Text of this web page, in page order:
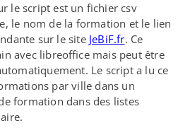
le script est un fichier csv
le nom de la formation et le lien
sur le site JeBiF​.fr. Ce
avec libreoffice mais peut être
Le script a lu ce
par ville dans un
formation dans des listes